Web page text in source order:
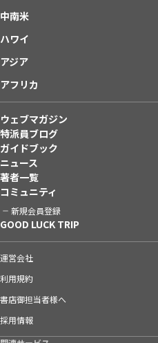
中南米
ハワイ
アジア
アフリカ
ウェブマガジン
特派員ブログ
ガイドブック
ニュース
著者一覧
コミュニティ
新規会員登録
GOOD LUCK TRIP
運営会社
利用規約
書店御担当者様へ
採用情報